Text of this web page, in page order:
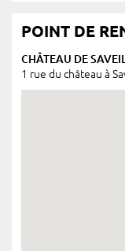
POINT DE
CHÂTEAU DE
1 rue du château à